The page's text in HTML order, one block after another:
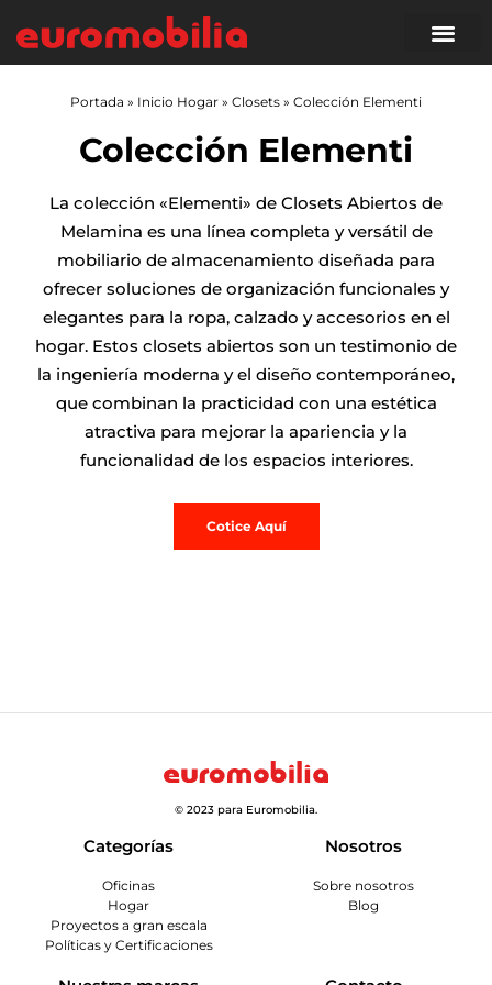
Portada » Inicio Hogar » Closets » Colección Elementi
Colección Elementi
La colección «Elementi» de Closets Abiertos de
Melamina es una línea completa y versátil de
mobiliario de almacenamiento diseñada para
ofrecer soluciones de organización funcionales y
elegantes para la ropa, calzado y accesorios en el
hogar. Estos closets abiertos son un testimonio de
la ingeniería moderna y el diseño contemporáneo,
que combinan la practicidad con una estética
atractiva para mejorar la apariencia y la
funcionalidad de los espacios interiores.
Cotice Aquí
© 2023 para Euromobilia.
Categorías
Oficinas
Hogar
Proyectos a gran escala
Políticas y Certificaciones
Nosotros
Sobre nosotros
Blog